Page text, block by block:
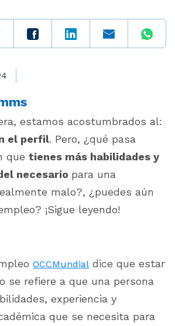
estamos acostumbrados al:
el perfil. Pero, ¿qué pasa
que tienes más habilidades y
necesario para una
malo?, ¿puedes aún
¡Sigue leyendo!
OCCMundial dice que estar
se refiere a que una persona
experiencia y
que se necesita para